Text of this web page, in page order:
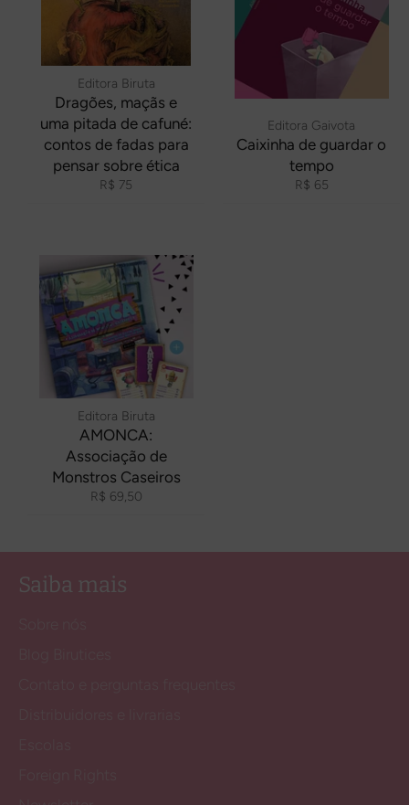
Editora Biruta
Dragões, maçãs e
uma pitada de cafuné:
contos de fadas para
pensar sobre ética
Preço
R$ 75
Editora Gaivota
Caixinha de guardar o
tempo
Preço
R$ 65
Editora Biruta
AMONCA:
Associação de
Monstros Caseiros
Preço
R$ 69,50
Saiba mais